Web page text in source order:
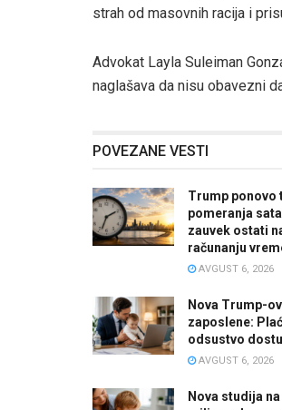
strah od masovnih racija i
Advokat Layla Suleiman
naglašava da nisu obavezni
POVEZANE VESTI
Trump ponovo
pomeranja
zauvek ostati
računanju
AVGUST 6, 2026
Nova Trump-
zaposlene:
odsustvo
AVGUST 6, 2026
Nova studija